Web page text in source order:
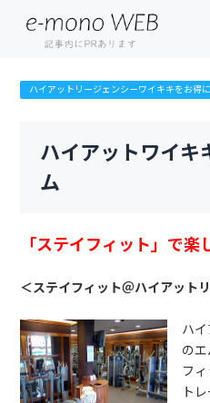
ハイアットリージェンシーワイキキをお得
ハイアットワイキ
ム
「ステイフィット」で楽
＜ステイフィット＠ハイアット
ハ
の
フ
ト